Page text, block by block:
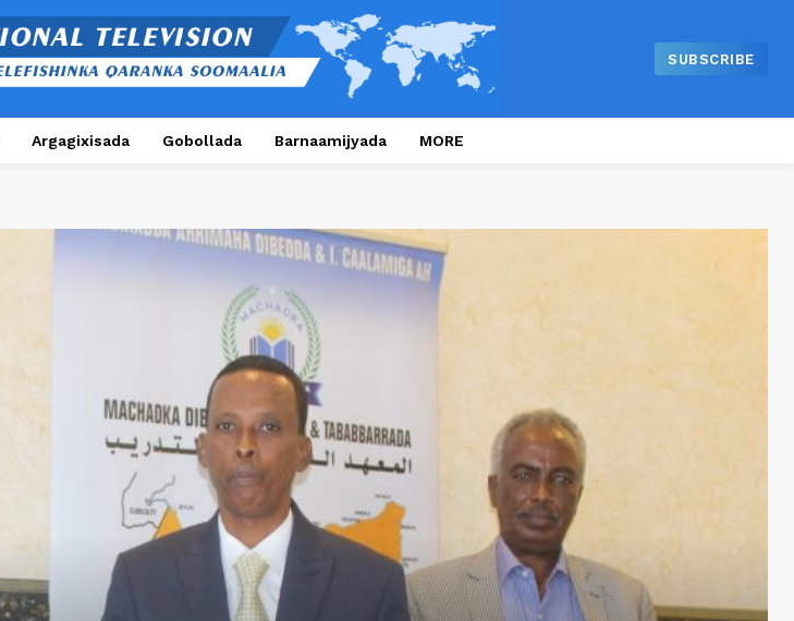
SUBSCRIBE
Argagixisada Gobollada Barnaamijyada MORE